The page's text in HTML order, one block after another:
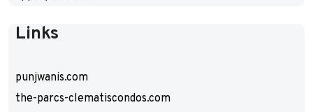
Links
punjwanis.com
the-parcs-clematiscondos.com